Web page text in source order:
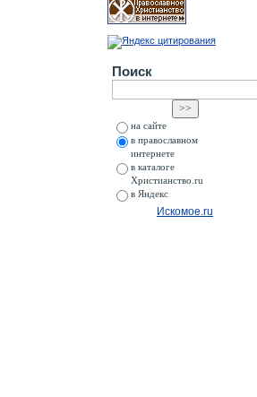
Поиск
на сайте
в православном
интернете
в каталоге
Христианство.ru
в Яндекс
Искомое.ru